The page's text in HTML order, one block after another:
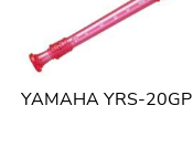
YAMAHA YRS-20GP